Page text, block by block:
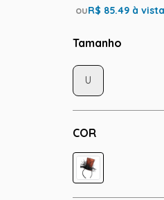
ouR$ 85.49 à vista
Tamanho
COR
U